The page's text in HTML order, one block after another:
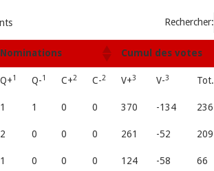
Rechercher:
Nominations Cumul des votes
Q+1 Q-1 C+2 C-2 V+3 V-3 Tot.
1 1 0 0 370 -134 236
2 0 0 0 261 -52 209
1 0 0 0 124 -58 66